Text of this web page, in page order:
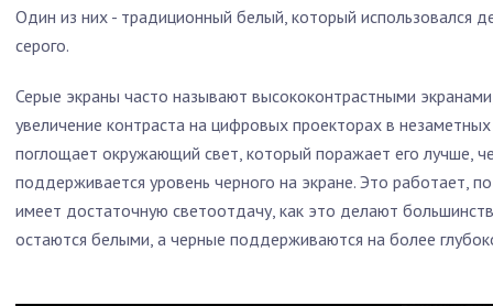
Один из них - традиционный белый, который использовался
серого.
Серые экраны часто называют высококонтрастными
увеличение контраста на цифровых проекторах в
поглощает окружающий свет, который поражает его лучше,
поддерживается уровень черного на экране. Это работает,
имеет достаточную светоотдачу, как это делают
остаются белыми, а черные поддерживаются на более